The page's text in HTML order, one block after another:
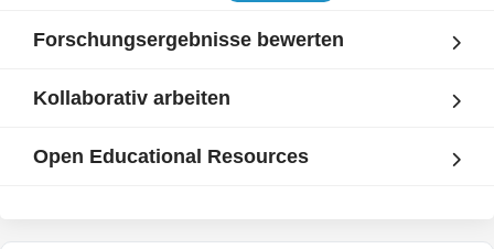
Forschungsergebnisse bewerten
Kollaborativ arbeiten
Open Educational Resources